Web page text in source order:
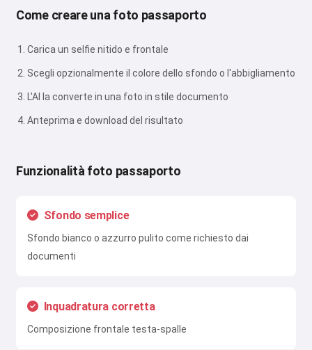
Come creare una foto passaporto
Carica un selfie nitido e frontale
Scegli opzionalmente il colore dello sfondo o l'abbigliamento
L'AI la converte in una foto in stile documento
Anteprima e download del risultato
Funzionalità foto passaporto
Sfondo semplice
Sfondo bianco o azzurro pulito come richiesto dai
documenti
Inquadratura corretta
Composizione frontale testa-spalle